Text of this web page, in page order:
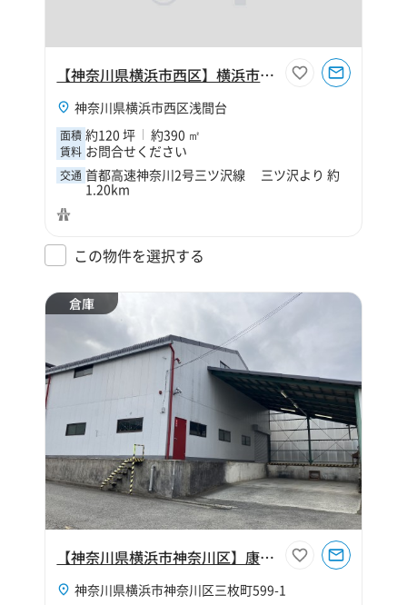
【神奈川県横浜市西区】横浜市西区浅間台120坪倉庫
神奈川県横浜市西区浅間台
面積 約120 坪 約390 ㎡
賃料 お問合せください
交通 首都高速神奈川2号三ツ沢線 三ツ沢より 約
1.20km
この物件を選択する
倉庫
【神奈川県横浜市神奈川区】康平運送倉庫
神奈川県横浜市神奈川区三枚町599-1